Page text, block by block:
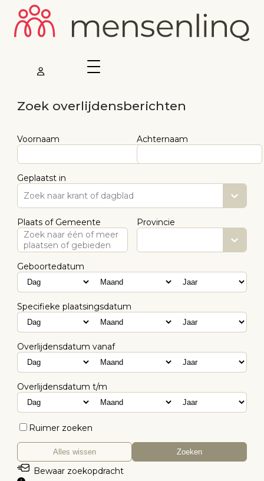
Zoek overlijdensberichten
Voornaam Achternaam
Geplaatst in
Zoek naar krant of dagblad
Plaats of Gemeente
Zoek naar één of meer
plaatsen of gebieden
Provincie
Geboortedatum
Specifieke plaatsingsdatum
Overlijdensdatum vanaf
Overlijdensdatum t/m
Ruimer zoeken
Alles wissen Zoeken
Bewaar zoekopdracht